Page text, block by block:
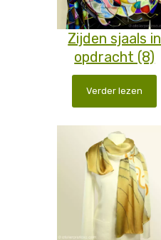
Zijden sjaals in
opdracht (8)
Verder lezen